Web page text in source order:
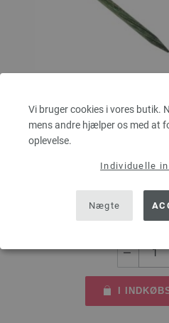
Vi bruger cookies i vores butik.
mens andre hjælper os med at
oplevelse.
Individuelle
Nægte
Rundpind Design Træ
Rundpind design træ Signal LANA
6,26 €RRP:
eks. moms, med tillæg af
I